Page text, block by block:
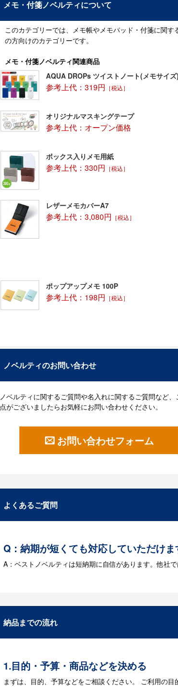
メモ・付箋ノベルティについて
このカテゴリーでは、メモ帳やメモパッド・付箋に関
の方向けのカテゴリーです。
メモ・付箋ノベルティ関連商品
AQUA DROPs ツイストノート(メモサイズ)
参考上代：319円 ［税込］
オリジナルマスキングテープ
参考上代：オープン価格
ボックス入りメモ用紙
参考上代：330円 ［税込］
レザーメモカバーA7
参考上代：3,080円 ［税込］
ポップアップメモ 100P
参考上代：198円 ［税込］
ノベルティのお問い合わせ
ノベルティに関するご質問や名入れに関するご質問など、
点がございましたらお気軽にお問い合わせください。
お問い合わせフォーム
よくあるご質問
Q：納期が短くても対応していただけま
A：ベストノベルティは短納期に自信があります。他社
納品までの流れ
1.目的・予算・商品などを決める
まずは、目的、予算などをご相談ください。 ご利用の目